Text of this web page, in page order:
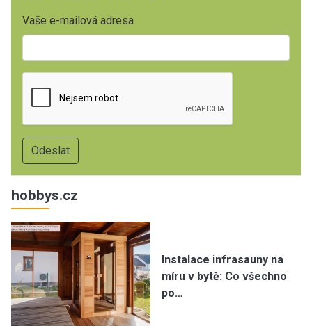
Vaše e-mailová adresa
hobbys.cz
Instalace infrasauny na
míru v bytě: Co všechno
po…